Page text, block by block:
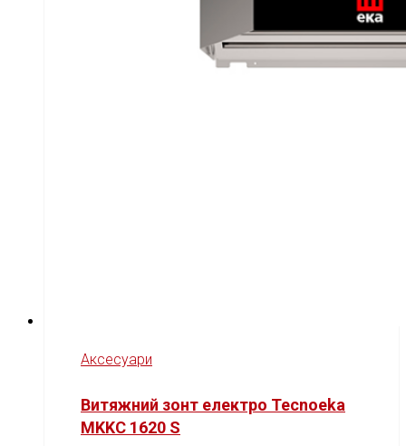
Аксесуари
Витяжний зонт електро Tecnoeka
MKKC 1620 S